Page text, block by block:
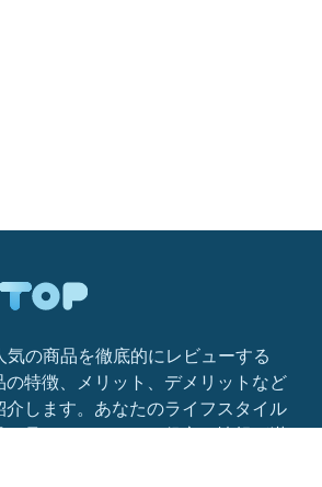
の商品を徹底的にレビューする
特徴、メリット、デメリットなど
介します。あなたのライフスタイル
見つけるためのお役立ち情報が満